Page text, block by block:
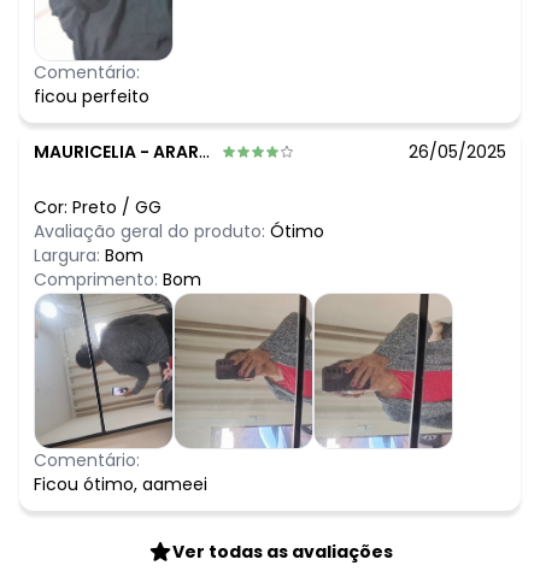
Comentário:
ficou perfeito
MAURICELIA - ARARAQUARA - SP 26/05/2025
Cor: Preto / GG
Avaliação geral do produto: Ótimo
Largura: Bom
Comprimento: Bom
Comentário:
Ficou ótimo, aameei
Ver todas as avaliações